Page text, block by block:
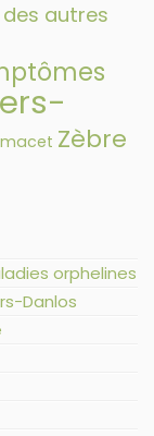
autres
Zèbre
orphelines
Danlos